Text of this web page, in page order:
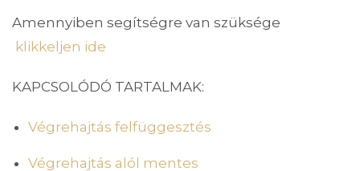
Amennyiben segítségre van szüksége
klikkeljen ide
KAPCSOLÓDÓ TARTALMAK:
Végrehajtás felfüggesztés
Végrehajtás alól mentes